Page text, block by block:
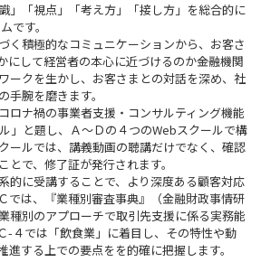
」「視点」「考え方」「接し方」を総合的に
です。
く積極的なコミュニケーションから、お客さ
して経営者の本心に近づけるのか――金融機関
ークを生かし、お客さまとの対話を深め、社
腕を磨きます。
ロナ禍の事業者支援・コンサルティング機能
」と題し、Ａ～Ｄの４つのWebスクールで構
ールでは、講義動画の聴講だけでなく、確認
で、修了証が発行されます。
的に受講することで、より深度ある顧客対応
では、『業種別審査事典』（金融財政事情研
種別のアプローチで取引先支援に係る実務能
-４では「飲食業」に着目し、その特性や動
進する上での要点をを的確に把握します。